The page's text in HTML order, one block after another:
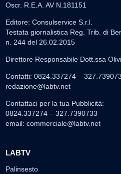
Oscr. R.E.A. AV N.181151
Editore: Consulservice S.r.l.
Testata giornalistica Reg. Trib. di
n. 244 del 26.02.2015
Direttore Responsabile Dott.ssa
Contatti: 0824.337274 –
redazione@labtv.net
Contattaci per la tua Pubblicità:
0824.337274 – 327.7390733
email: commerciale@labtv.net
LABTV
Palinsesto